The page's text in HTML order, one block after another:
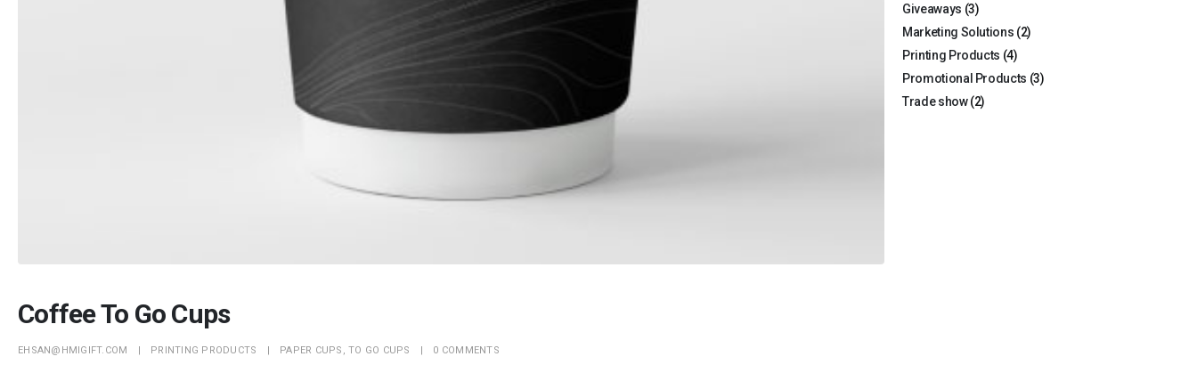
Coffee To Go Cups
EHSAN@HMIGIFT.COM PRINTING PRODUCTS PAPER CUPS TO GO CUPS 0 COMMENTS
Giveaways (3)
Marketing Solutions (2)
Printing Products (4)
Promotional Products (3)
Trade show(2)